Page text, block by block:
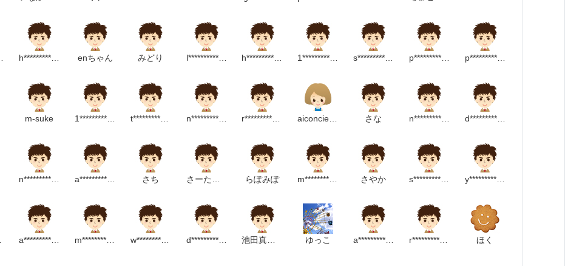
たバナナ
エットクイズ
バスごっこ
エットクイズ
クシャンのうた
スのうたがきこえてくるよ
】福笑い
鬼のパンツ
エットクイズ
enちゃん みどり l****************************p s****************************p p****************************m p******************************p
m-suke t**********************m n******************m さな n**********************p d*********************m
さち らぽみぽ さやか s***************************m y*******************m
w*********************m d**********************m ゆっこ a**************************m r********************p ほく